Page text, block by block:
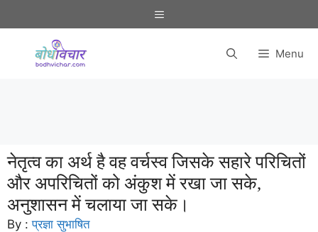
to
Menu
Menu
नेतृत्व का अर्थ है वह वर्चस्व जिसके सहारे परिचितों
और अपरिचितों को अंकुश में रखा जा सके,
अनुशासन में चलाया जा सके।
By :प्रज्ञा सुभाषित